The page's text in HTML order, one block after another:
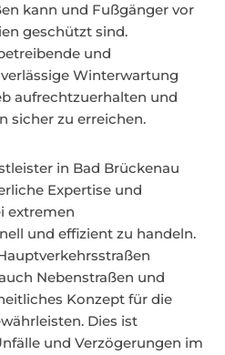
kann und Fußgänger vor
geschützt sind.
und
Winterwartung
aufrechtzuerhalten und
sicher zu erreichen.
in Bad Brückenau
Expertise und
extremen
und effizient zu handeln.
Nebenstraßen und
Konzept für die
Dies ist
und Verzögerungen im